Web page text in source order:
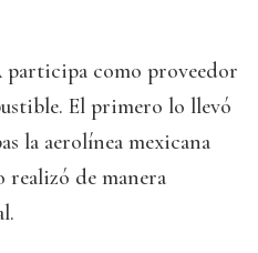
participa como proveedor
El primero lo llevó
la aerolínea mexicana
de manera